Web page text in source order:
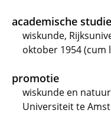
academische studie
wiskunde,
oktober 1954 (cum
promotie
wiskunde en
Universiteit te